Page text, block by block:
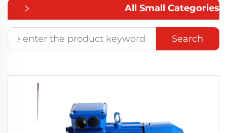
All Small Categories
Search